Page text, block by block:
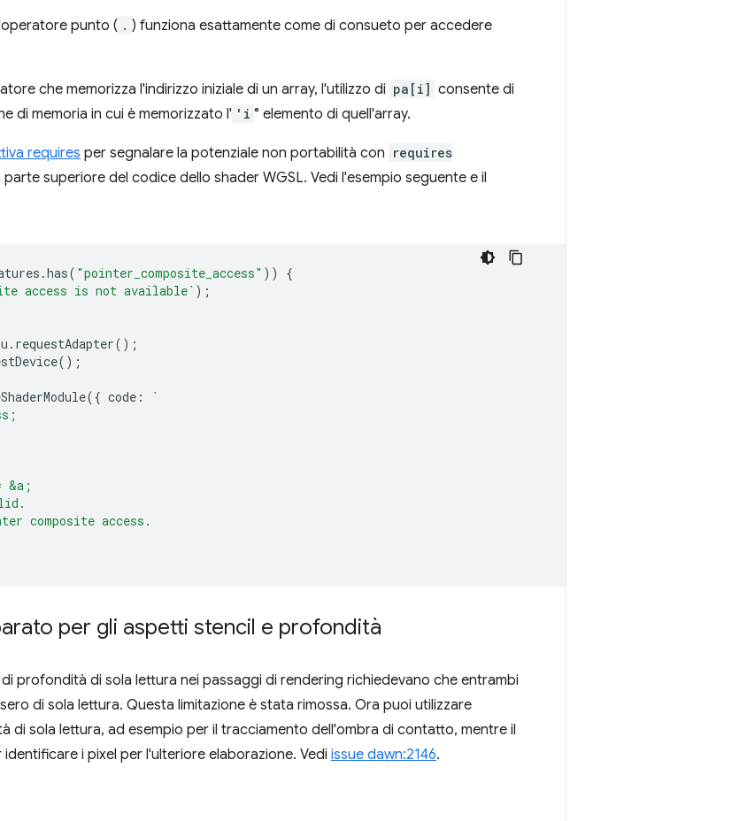
punto ( . ) funziona esattamente come di consueto per accedere
che memorizza l'indirizzo iniziale di un array, l'utilizzo di pa[i] consente di
di memoria in cui è memorizzato l' 'i ° elemento di quell'array.
requires per segnalare la potenziale non portabilità con requires
parte superiore del codice dello shader WGSL. Vedi l'esempio seguente e il
.has( "pointer_composite_access" ))
{
access is not available` );
. requestAdapter();
();
({ code :
`
&a;
composite access.
per gli aspetti stencil e profondità
profondità di sola lettura nei passaggi di rendering richiedevano che entrambi
di sola lettura. Questa limitazione è stata rimossa. Ora puoi utilizzare
di sola lettura, ad esempio per il tracciamento dell'ombra di contatto, mentre il
i pixel per l'ulteriore elaborazione. Vedi issue dawn:2146.